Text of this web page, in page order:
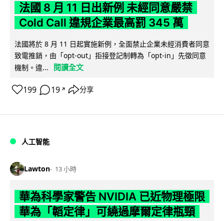
法國 8 月 11 日出新例 未經同意嚴禁
Cold Call 違規企業最高罰 345 萬
法國將於 8 月 11 日起實施新例，全面禁止企業未經消費者同意
致電推銷，由「opt-out」拒接登記制轉為「opt-in」先徵同意
機制。違...
閱讀全文
199 19 ↗ 分享
人工智能
Lawton 13 小時
華為科學家警告 NVIDIA 已近物理極限
華為「韜定律」可繞過摩爾定律瓶頸